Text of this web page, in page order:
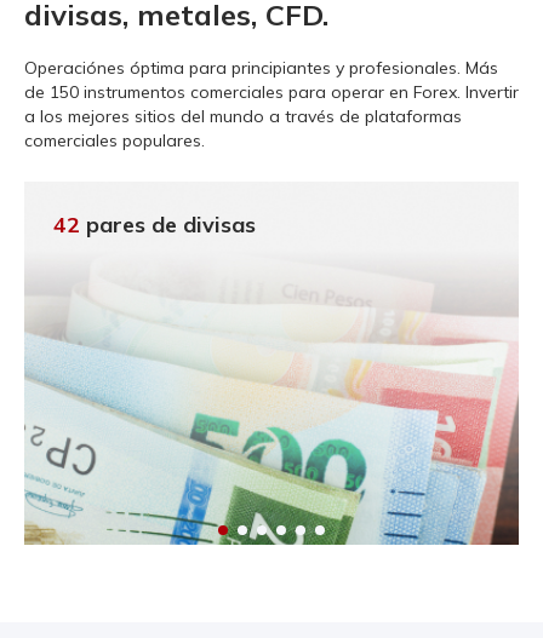
divisas, metales, CFD.
Operaciónes óptima para principiantes y profesionales. Más
de 150 instrumentos comerciales para operar en Forex. Invertir
a los mejores sitios del mundo a través de plataformas
comerciales populares.
42 pares de divisas